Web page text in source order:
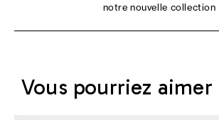
notre nouvelle collection
Vous pourriez aimer